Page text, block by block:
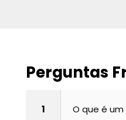
Perguntas
1 O que é